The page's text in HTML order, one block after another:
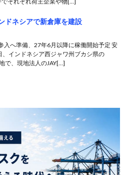
ドネシアで新倉庫を建設
入へ準備、27年6月以降に稼働開始予定 安
、インドネシア西ジャワ州ブカシ県の
で、現地法人のJAY[…]